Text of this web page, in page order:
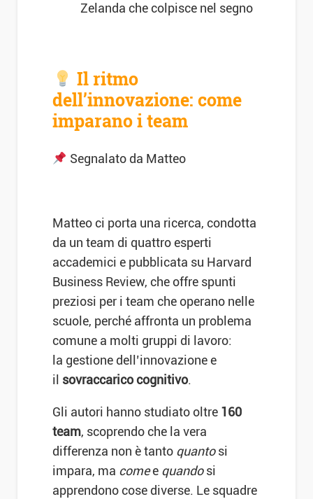
Zelanda che colpisce nel segno
Il ritmo
dell’innovazione: come
imparano i team
Segnalato da Matteo
Matteo ci porta una ricerca, condotta
da un team di quattro esperti
accademici e pubblicata su Harvard
Business Review, che offre spunti
preziosi per i team che operano nelle
scuole, perché affronta un problema
comune a molti gruppi di lavoro:
la gestione dell’innovazione e
il sovraccarico cognitivo.
Gli autori hanno studiato oltre 160
team, scoprendo che la vera
differenza non è tanto quantosi
impara, ma comee quandosi
apprendono cose diverse. Le squadre